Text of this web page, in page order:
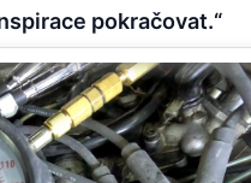
pokračovat.“